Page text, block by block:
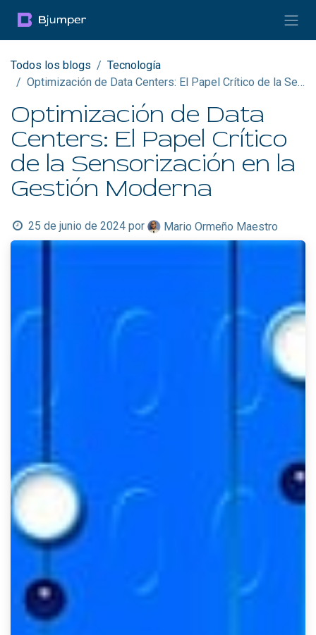
Todos los blogs
Tecnología
Optimización de Data Centers: El Papel Crítico de la Sensorización en la Gestión Moderna
Optimización de Data
Centers: El Papel Crítico
de la Sensorización en la
Gestión Moderna
25 de junio de 2024 por Mario Ormeño Maestro